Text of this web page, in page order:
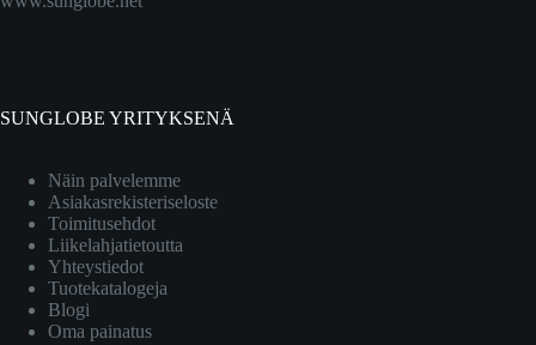
SUNGLOBE YRITYKSENÄ
Näin palvelemme
Asiakasrekisteriseloste
Toimitusehdot
Liikelahjatietoutta
Yhteystiedot
Tuotekatalogeja
Blogi
Oma painatus